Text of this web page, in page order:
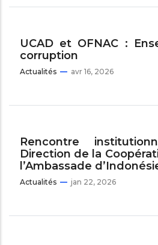
UCAD et OFNAC :
corruption
Actualités avr 16, 2026
Rencontre
Direction de la
l’Ambassade
Actualités jan 22, 2026